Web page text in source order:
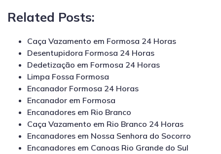
Related Posts:
Caça Vazamento em Formosa 24 Horas
Desentupidora Formosa 24 Horas
Dedetização em Formosa 24 Horas
Limpa Fossa Formosa
Encanador Formosa 24 Horas
Encanador em Formosa
Encanadores em Rio Branco
Caça Vazamento em Rio Branco 24 Horas
Encanadores em Nossa Senhora do Socorro
Encanadores em Canoas Rio Grande do Sul